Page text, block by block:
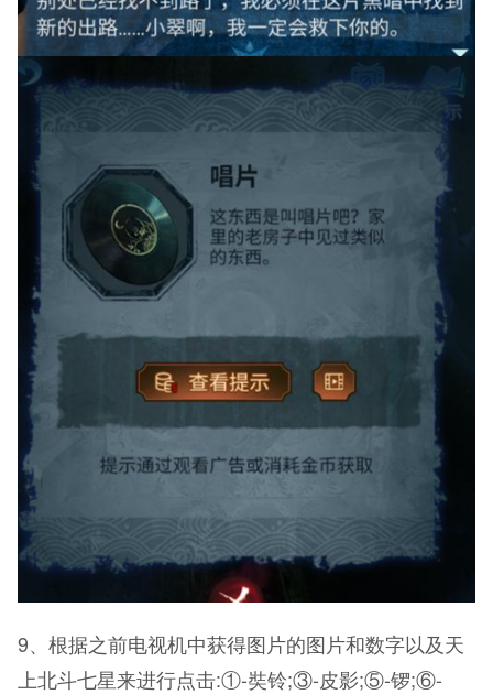
9、根据之前电视机中获得图片的图片和数字以及天
上北斗七星来进行点击:①-奘铃;③-皮影;⑤-锣;⑥-